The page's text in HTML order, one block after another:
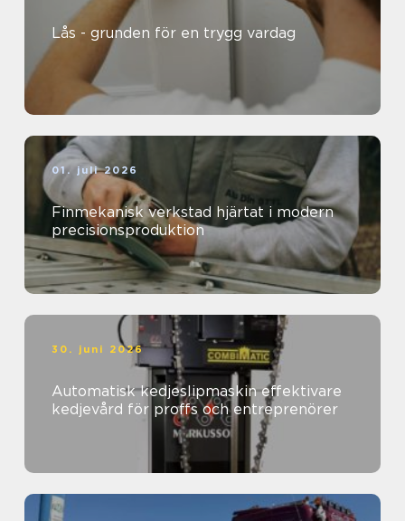
Lås - grunden för en trygg vardag
01. juli 2026
Finmekanisk verkstad hjärtat i modern
precisionsproduktion
30. juni 2026
Automatisk kedjeslipmaskin effektivare
kedjevård för proffs och entreprenörer